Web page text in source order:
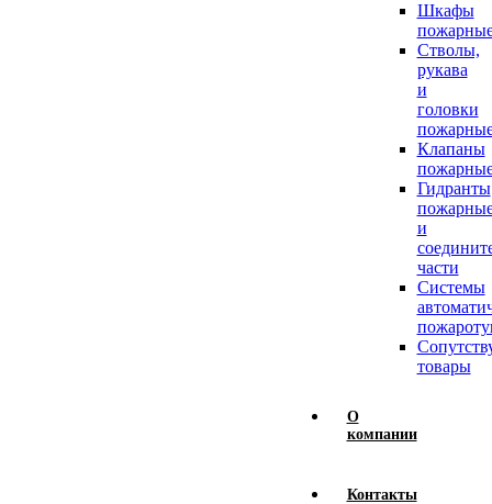
Шкафы
Стволы,
рукава
и
головки
Клапаны
Гидранты
и
части
Системы
товары
О
компании
Контакты